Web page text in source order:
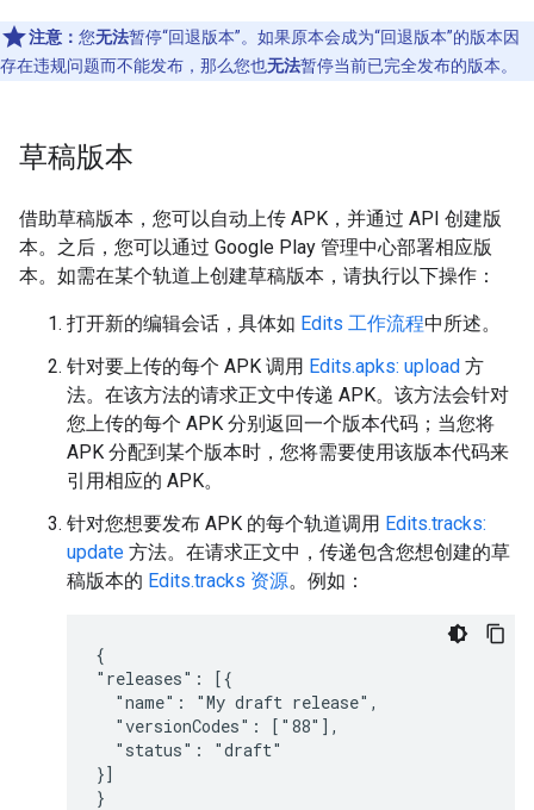
注意： 您无法暂停“回退版本”。如果原本会成为“回退版本”的版本因
存在违规问题而不能发布，那么您也无法暂停当前已完全发布的版本。
草稿版本
借助草稿版本，您可以自动上传 APK，并通过 API 创建版
本。之后，您可以通过 Google Play 管理中心部署相应版
本。如需在某个轨道上创建草稿版本，请执行以下操作：
打开新的编辑会话，具体如 Edits 工作流程中所述。
针对要上传的每个 APK 调用 Edits.apks: upload 方
法。在该方法的请求正文中传递 APK。该方法会针对
您上传的每个 APK 分别返回一个版本代码；当您将
APK 分配到某个版本时，您将需要使用该版本代码来
引用相应的 APK。
针对您想要发布 APK 的每个轨道调用 Edits.tracks:
update 方法。在请求正文中，传递包含您想创建的草
稿版本的 Edits.tracks 资源。例如：
{
"releases": [{
  "name": "My draft release",
  "versionCodes": ["88"],
  "status": "draft"
}]
}